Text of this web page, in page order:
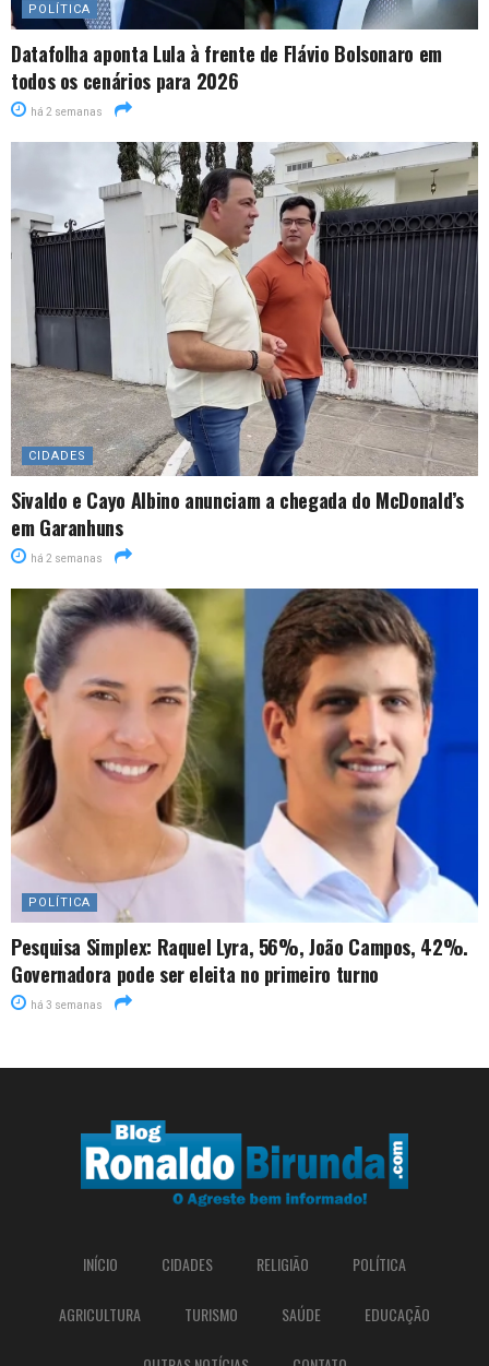
POLÍTICA
Datafolha aponta Lula à frente de Flávio Bolsonaro em
todos os cenários para 2026
há 2 semanas
CIDADES
Sivaldo e Cayo Albino anunciam a chegada do McDonald’s
em Garanhuns
há 2 semanas
POLÍTICA
Pesquisa Simplex: Raquel Lyra, 56%, João Campos, 42%.
Governadora pode ser eleita no primeiro turno
há 3 semanas
INÍCIO CIDADES RELIGIÃO POLÍTICA
AGRICULTURA TURISMO SAÚDE EDUCAÇÃO